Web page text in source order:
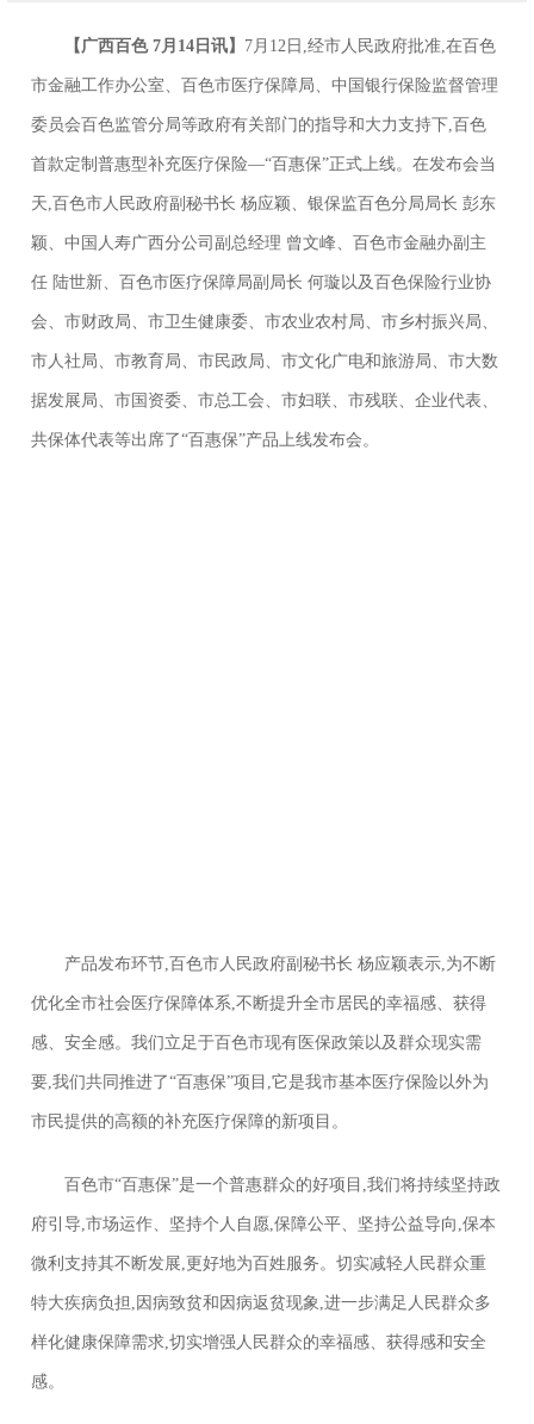
【广西百色 7月14日讯】 7月12日,经市人民政府批准,在百色
市金融工作办公室、百色市医疗保障局、中国银行保险监督管理
委员会百色监管分局等政府有关部门的指导和大力支持下,百色
首款定制普惠型补充医疗保险—“百惠保”正式上线。在发布会当
天,百色市人民政府副秘书长 杨应颖、银保监百色分局局长 彭东
颖、中国人寿广西分公司副总经理 曾文峰、百色市金融办副主
任 陆世新、百色市医疗保障局副局长 何璇以及百色保险行业协
会、市财政局、市卫生健康委、市农业农村局、市乡村振兴局、
市人社局、市教育局、市民政局、市文化广电和旅游局、市大数
据发展局、市国资委、市总工会、市妇联、市残联、企业代表、
共保体代表等出席了“百惠保”产品上线发布会。
产品发布环节,百色市人民政府副秘书长 杨应颖表示,为不断
优化全市社会医疗保障体系,不断提升全市居民的幸福感、获得
感、安全感。我们立足于百色市现有医保政策以及群众现实需
要,我们共同推进了“百惠保”项目,它是我市基本医疗保险以外为
市民提供的高额的补充医疗保障的新项目。
百色市“百惠保”是一个普惠群众的好项目,我们将持续坚持政
府引导,市场运作、坚持个人自愿,保障公平、坚持公益导向,保本
微利支持其不断发展,更好地为百姓服务。切实减轻人民群众重
特大疾病负担,因病致贫和因病返贫现象,进一步满足人民群众多
样化健康保障需求,切实增强人民群众的幸福感、获得感和安全
感。